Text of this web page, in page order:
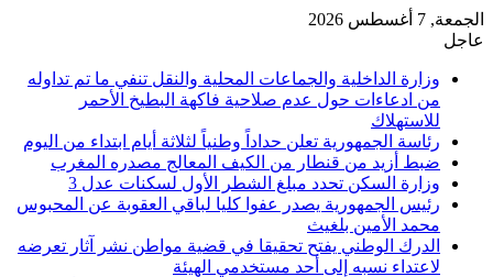
الجمعة, 7 أغسطس 2026
عاجل
وزارة الداخلية والجماعات المحلية والنقل تنفي ما تم تداوله
من ادعاءات حول عدم صلاحية فاكهة البطيخ الأحمر
للاستهلاك
رئاسة الجمهورية تعلن حداداً وطنياً لثلاثة أيام ابتداء من اليوم
ضبط أزيد من قنطار من الكيف المعالج مصدره المغرب
وزارة السكن تحدد مبلغ الشطر الأول لسكنات عدل 3
رئيس الجمهورية يصدر عفوا كليا لباقي العقوبة عن المحبوس
محمد الأمين بلغيث
الدرك الوطني يفتح تحقيقا في قضية مواطن نشر آثار تعرضه
لاعتداء نسبه إلى أحد مستخدمي الهيئة